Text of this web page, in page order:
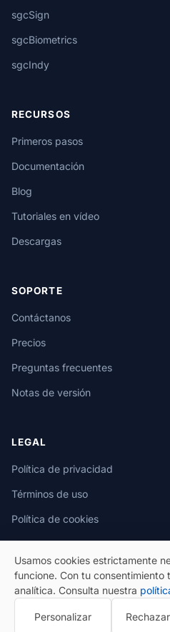
sgcSign
sgcBiometrics
sgcIndy
RECURSOS
Primeros pasos
Documentación
Blog
Tutoriales en vídeo
Descargas
SOPORTE
Contáctanos
Precios
Preguntas frecuentes
Notas de versión
LEGAL
Política de privacidad
Términos de uso
Política de cookies
© 2026 eSeGeCe. Todos
Política de privacidad
Usamos cookies estrictamente
funcione. Con tu consentimiento
analítica. Consulta nuestra
Personalizar